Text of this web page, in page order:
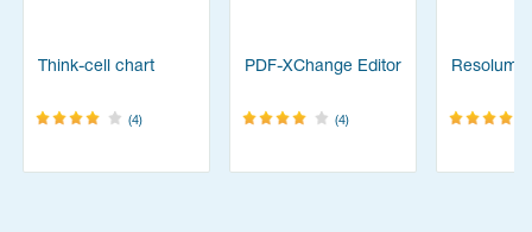
Think-cell chart
(4)
PDF-XChange Editor
(4)
Resolume